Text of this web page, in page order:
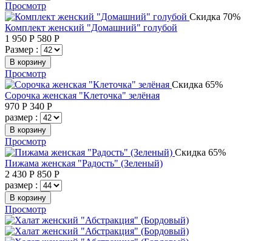
Просмотр
Скидка 70%
Комплект женский "Домашний" голубой
1 950 Р 580 Р
Размер :
В корзину
Просмотр
Скидка 65%
Сорочка женская "Клеточка" зелёная
970 Р 340 Р
размер :
В корзину
Просмотр
Скидка 65%
Пижама женская "Радость" (Зеленый)
2 430 Р 850 Р
размер :
В корзину
Просмотр